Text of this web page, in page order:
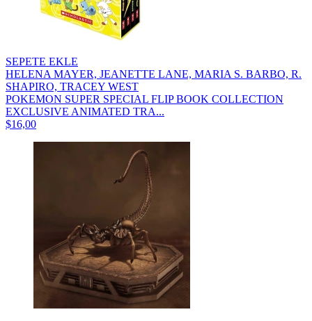
SEPETE EKLE
HELENA MAYER, JEANETTE LANE, MARIA S. BARBO, R.
SHAPIRO, TRACEY WEST
POKEMON SUPER SPECIAL FLIP BOOK COLLECTION
EXCLUSIVE ANIMATED TRA...
$16,00